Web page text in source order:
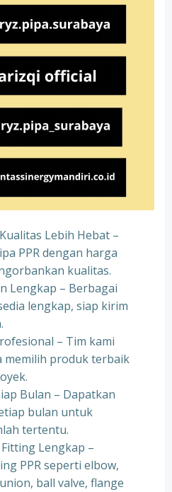
Lebih Hebat –
PPR dengan harga
kualitas.
Lengkap – Berbagai
lengkap, siap kirim
– Tim kami
memilih produk terbaik
Bulan – Dapatkan
bulan untuk
tertentu.
Lengkap –
PPR seperti elbow,
ball valve, flange